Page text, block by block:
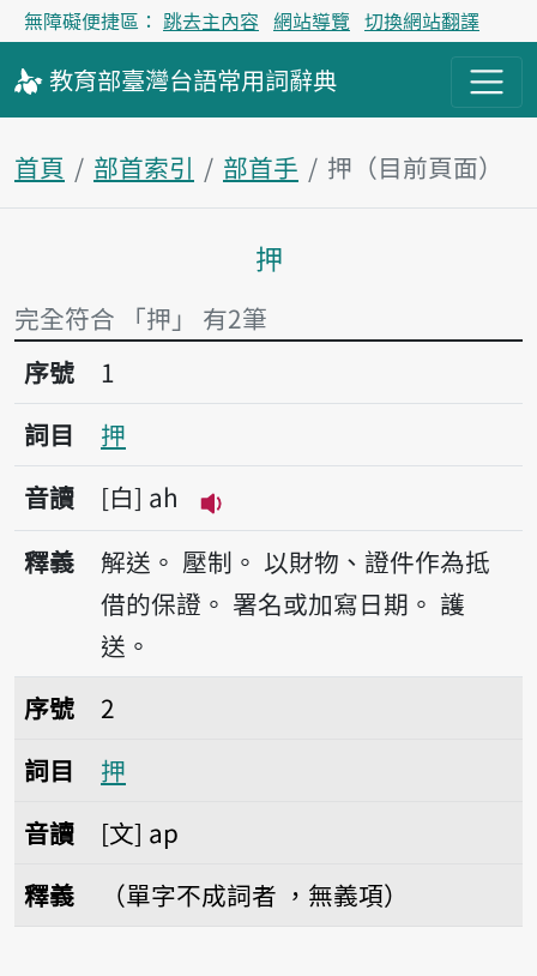
無障礙便捷區： 跳去主內容 網站導覽 切換網站翻譯
教育部臺灣台語常用詞辭典
首頁 部首索引 部首手 押（目前頁面）
主內容區塊
押
完全符合 「押」 有2筆
序號1押
序號
1
詞目
押
音讀
白 ah
播放音讀ah
釋義 解送。 壓制。 以財物、證件作為抵
借的保證。 署名或加寫日期。 護
送。
序號2押
序號
2
詞目
押
音讀
文 ap
釋義
（單字不成詞者 ，無義項）